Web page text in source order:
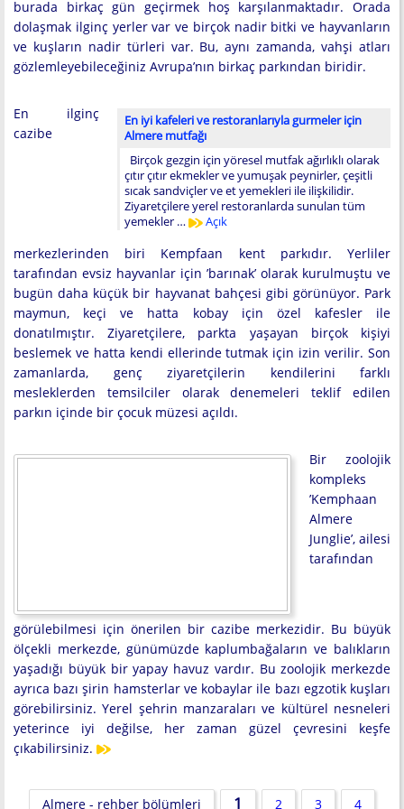
burada birkaç gün geçirmek hoş karşılanmaktadır. Orada
dolaşmak ilginç yerler var ve birçok nadir bitki ve hayvanların
ve kuşların nadir türleri var. Bu, aynı zamanda, vahşi atları
gözlemleyebileceğiniz Avrupa’nın birkaç parkından biridir.
En iyi kafeleri ve restoranlarıyla gurmeler için
Almere mutfağı
Birçok gezgin için yöresel mutfak ağırlıklı olarak
çıtır çıtır ekmekler ve yumuşak peynirler, çeşitli
sıcak sandviçler ve et yemekleri ile ilişkilidir.
Ziyaretçilere yerel restoranlarda sunulan tüm
yemekler …
Açık
En ilginç
cazibe
merkezlerinden biri Kempfaan kent parkıdır. Yerliler
tarafından evsiz hayvanlar için ’barınak’ olarak kurulmuştu ve
bugün daha küçük bir hayvanat bahçesi gibi görünüyor. Park
maymun, keçi ve hatta kobay için özel kafesler ile
donatılmıştır. Ziyaretçilere, parkta yaşayan birçok kişiyi
beslemek ve hatta kendi ellerinde tutmak için izin verilir. Son
zamanlarda, genç ziyaretçilerin kendilerini farklı
mesleklerden temsilciler olarak denemeleri teklif edilen
parkın içinde bir çocuk müzesi açıldı.
Bir zoolojik
kompleks
’Kemphaan
Almere
Junglie’, ailesi
tarafından
görülebilmesi için önerilen bir cazibe merkezidir. Bu büyük
ölçekli merkezde, günümüzde kaplumbağaların ve balıkların
yaşadığı büyük bir yapay havuz vardır. Bu zoolojik merkezde
ayrıca bazı şirin hamsterlar ve kobaylar ile bazı egzotik kuşları
görebilirsiniz. Yerel şehrin manzaraları ve kültürel nesneleri
yeterince iyi değilse, her zaman güzel çevresini keşfe
çıkabilirsiniz.
Almere - rehber bölümleri 1 2 3 4